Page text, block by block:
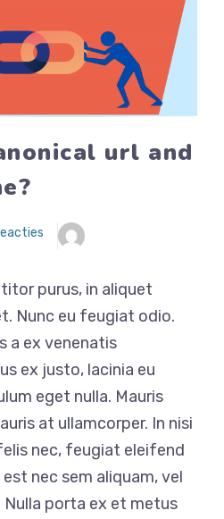
url and
purus, in aliquet
Nunc eu feugiat odio.
a ex venenatis
ex justo, lacinia eu
eget nulla. Mauris
at ullamcorper. In nisi
nec, feugiat eleifend
nec sem aliquam, vel
porta ex et metus